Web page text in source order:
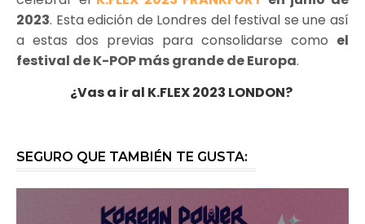
2023. Esta edición de Londres del festival se une así
a estas dos previas para consolidarse como el
festival de K-POP más grande de Europa.
¿Vas a ir al K.FLEX 2023 LONDON?
SEGURO QUE TAMBIÉN TE GUSTA: